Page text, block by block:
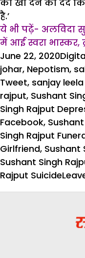
को खो देने का दर्द
है.’
ये भी पढ़ें- अलविदा
में आई स्वरा भास्कर,
Posted
on
June 22, 2020
johar, Nepotism,
Tweet, sanjay
rajput, Sushant
Singh Rajput
Facebook,
Singh Rajput
Girlfriend, Sushant
Sushant Singh
Rajput Suicide